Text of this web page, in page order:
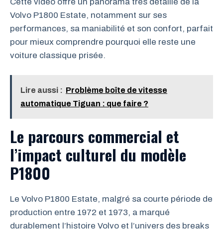
Volvo P1800 Estate, notamment sur ses
performances, sa maniabilité et son confort, parfait
pour mieux comprendre pourquoi elle reste une
voiture classique prisée.
Lire aussi : Problème boîte de vitesse
automatique Tiguan : que faire ?
Le parcours commercial et
l’impact culturel du modèle
P1800
Le Volvo P1800 Estate, malgré sa courte période de
production entre 1972 et 1973, a marqué
durablement l’histoire Volvo et l’univers des breaks